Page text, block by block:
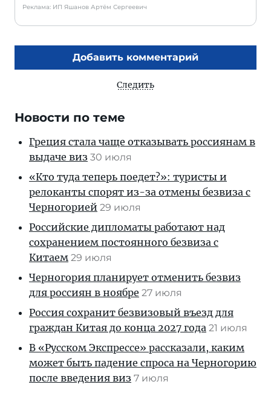
Реклама: ИП Яшанов Артём Сергеевич
Добавить комментарий
Следить
Новости по теме
Греция стала чаще отказывать россиянам в
выдаче виз 30 июля
«Кто туда теперь поедет?»: туристы и
релоканты спорят из-за отмены безвиза с
Черногорией 29 июля
Российские дипломаты работают над
сохранением постоянного безвиза с
Китаем 29 июля
Черногория планирует отменить безвиз
для россиян в ноябре 27 июля
Россия сохранит безвизовый въезд для
граждан Китая до конца 2027 года 21 июля
В «Русском Экспрессе» рассказали, каким
может быть падение спроса на Черногорию
после введения виз 7 июля